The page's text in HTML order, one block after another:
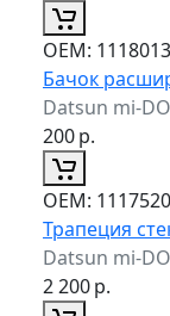
ОЕМ:
Бачок
Datsun mi-
200р.
ОЕМ:
Трапеция
Datsun mi-
2 200р.